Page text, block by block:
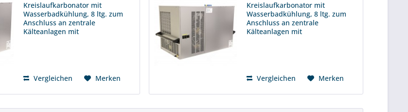
Kreislaufkarbonator mit
Wasserbadkühlung, 8 ltg. zum
Anschluss an zentrale
Kälteanlagen mit
eine Kälte-Verbundanlage...
Vergleichen Merken
Kreislaufkarbonator mit
Wasserbadkühlung, 8 ltg. zum
Anschluss an zentrale
Kälteanlagen mit
eine Kälte-Verbundanlage...
Vergleichen Merken